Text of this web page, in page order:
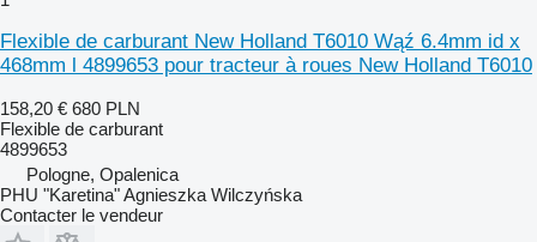
Flexible de carburant New Holland T6010 Wąź 6.4mm id x
468mm l 4899653 pour tracteur à roues New Holland T6010
158,20 € 680 PLN
Flexible de carburant
4899653
Pologne, Opalenica
PHU "Karetina" Agnieszka Wilczyńska
Contacter le vendeur